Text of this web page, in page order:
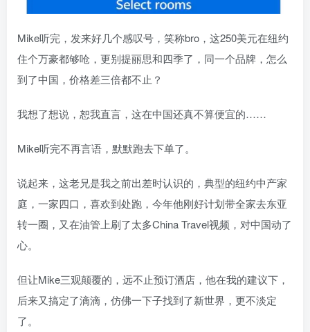
Mike听完，发来好几个感叹号，笑称bro，这250美元在纽约
住个万豪都够呛，更别提丽思和四季了，同一个品牌，怎么
到了中国，价格差三倍都不止？
我想了想说，恕我直言，这在中国还真不算便宜的……
Mike听完不再言语，默默跑去下单了。
说起来，这老兄是我之前出差时认识的，典型的纽约中产家
庭，一家四口，喜欢到处跑，今年他刚好计划带全家去东亚
转一圈，又在油管上刷了太多China Travel视频，对中国动了
心。
但让Mike三观颠覆的，远不止预订酒店，他在我的建议下，
后来又搞定了滴滴，仿佛一下子找到了新世界，更不淡定
了。